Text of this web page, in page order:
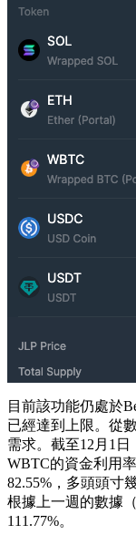
目前該功能仍處於
已經達到上限。從
需求。截至12月1日
WBTC的資金利用
82.55%，多頭頭寸
根據上一週的數據
111.77%。